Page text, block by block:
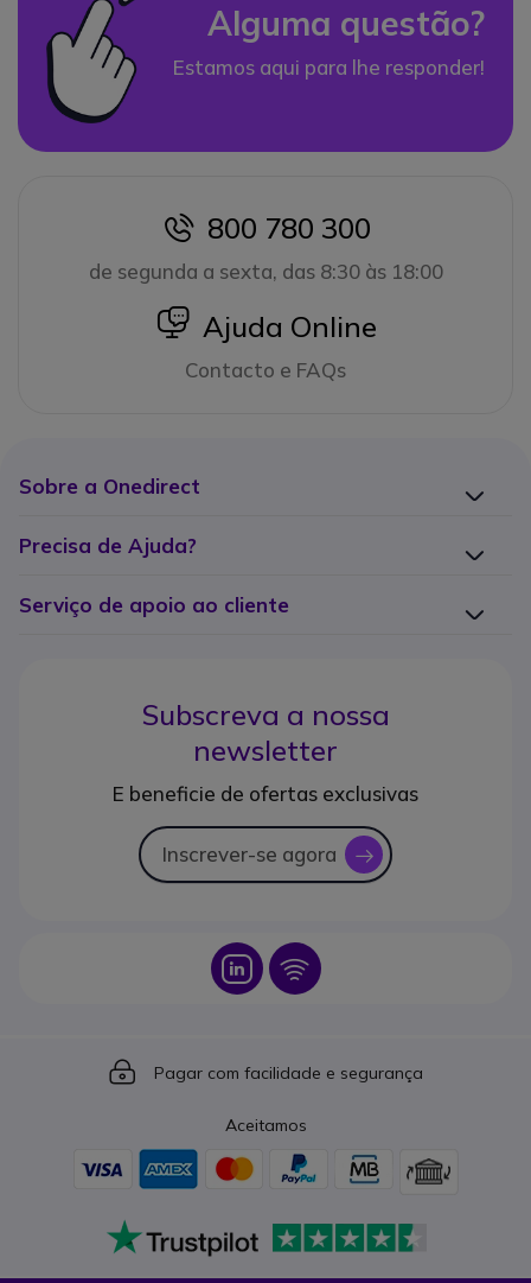
Alguma questão?
Estamos aqui para lhe responder!
icon
800 780 300
de segunda a sexta, das 8:30 às 18:00
icon
Ajuda Online
Contacto e FAQs
Sobre a Onedirect
Precisa de Ajuda?
Serviço de apoio ao cliente
Subscreva a nossa
newsletter
E beneficie de ofertas exclusivas
Inscrever-se agora icon
Icon Icon
Icon
Pagar com facilidade e segurança
Aceitamos